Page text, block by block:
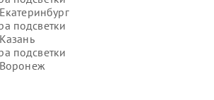
Екатеринбург
подсветки
Казань
подсветки
Воронеж
подсветки